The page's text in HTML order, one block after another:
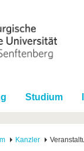
Studium
Kanzler